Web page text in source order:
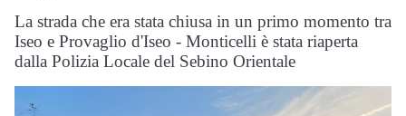
La strada che era stata chiusa in un primo momento tra
Iseo e Provaglio d'Iseo - Monticelli è stata riaperta
dalla Polizia Locale del Sebino Orientale